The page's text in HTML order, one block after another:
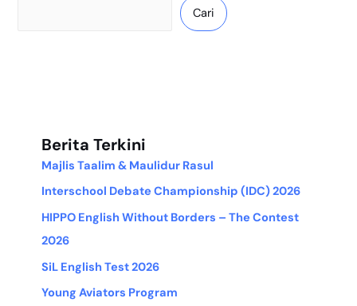
Cari
Berita Terkini
Majlis Taalim & Maulidur Rasul
Interschool Debate Championship (IDC) 2026
HIPPO English Without Borders – The Contest
2026
SiL English Test 2026
Young Aviators Program